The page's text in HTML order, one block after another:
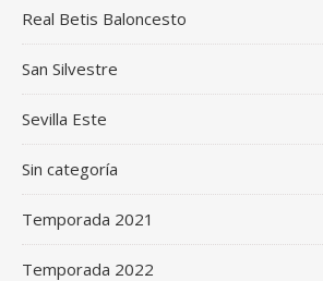
Real Betis Baloncesto
San Silvestre
Sevilla Este
Sin categoría
Temporada 2021
Temporada 2022